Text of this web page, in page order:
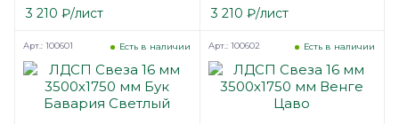
3 210 ₽/лист 3 210 ₽/лист
Есть в наличии
Арт.: 100601 Есть в наличии
Арт.: 100602